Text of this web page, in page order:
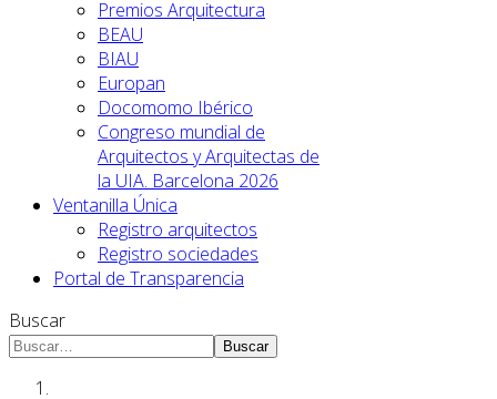
Premios Arquitectura
BEAU
BIAU
Europan
Docomomo Ibérico
Congreso mundial de
Arquitectos y Arquitectas de
la UIA. Barcelona 2026
Ventanilla Única
Registro arquitectos
Registro sociedades
Portal de Transparencia
Buscar
Buscar